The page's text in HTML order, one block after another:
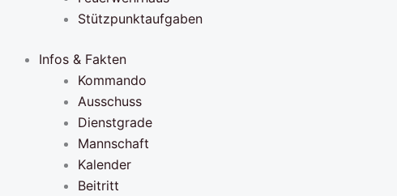
Stützpunktaufgaben
Infos & Fakten
Kommando
Ausschuss
Dienstgrade
Mannschaft
Kalender
Beitritt